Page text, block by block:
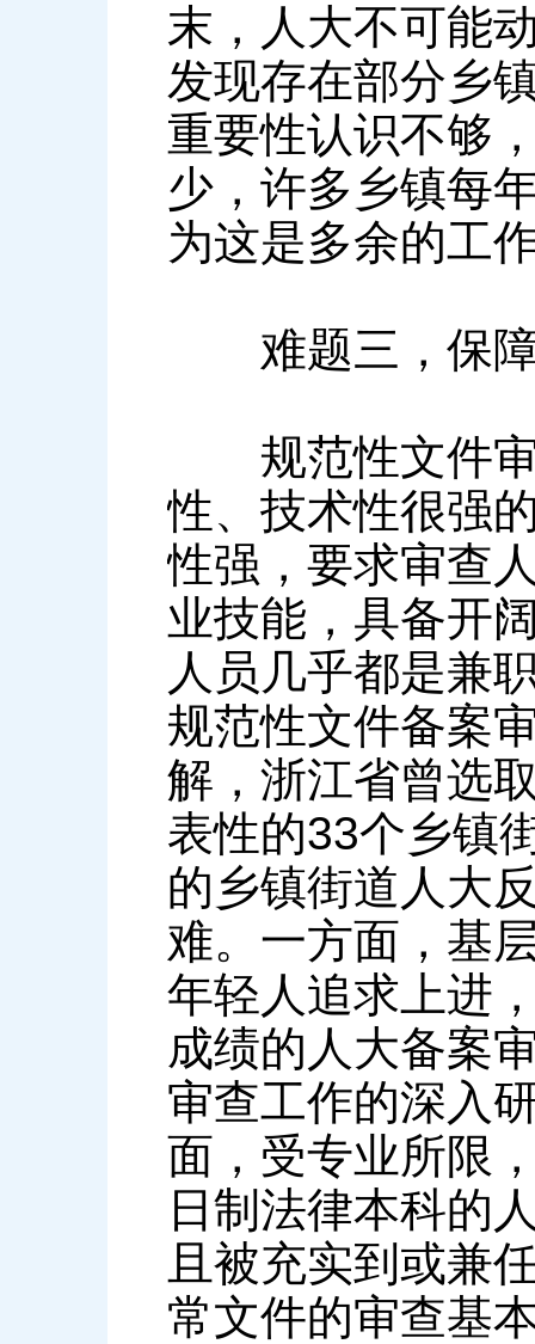
末，人大不可能
发现存在部分乡
重要性认识不够
少，许多乡镇每
为这是多余的工
难题三，保障
规范性文件审
性、技术性很强
性强，要求审查
业技能，具备开
人员几乎都是兼
规范性文件备案
解，浙江省曾选
表性的33个乡镇
的乡镇街道人大
难。一方面，基
年轻人追求上进
成绩的人大备案
审查工作的深入
面，受专业所限
日制法律本科的
且被充实到或兼
常文件的审查基